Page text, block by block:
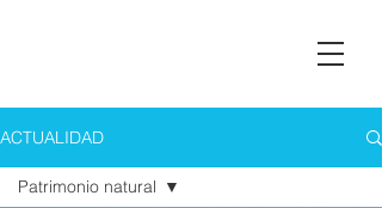
ACTUALIDAD
Patrimonio natural